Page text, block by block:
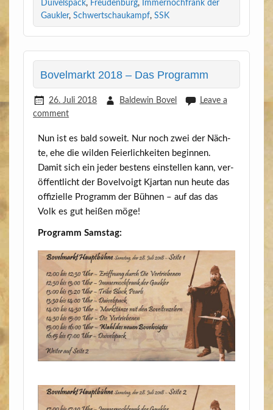
Duivelspack, Freudenburg, Immernochfrank der
Gaukler, Schwertschaukampf, SSK
Bovelmarkt 2018 – Das Programm
26. Juli 2018 Baldewin Bovel
Leave a
comment
Nun ist es bald soweit. Nur noch zwei der Näch­
te, ehe die wil­den Fei­er­lich­kei­ten beginnen.
Damit sich ein jeder bes­tens ein­stel­len kann, ver­
öf­fent­licht der Bovel­voigt Kjar­tan nun heu­te das
offi­zi­el­le Pro­gramm der Büh­nen – auf das das
Volk es gut hei­ßen möge!
Pro­gramm Samstag: